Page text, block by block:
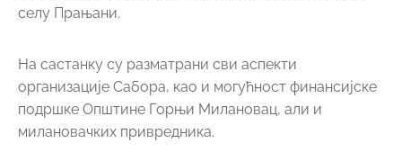
селу Прањани.
На састанку су разматрани сви аспекти
организације Сабора, као и могућност финансијске
подршке Општине Горњи Милановац, али и
милановачких привредника.